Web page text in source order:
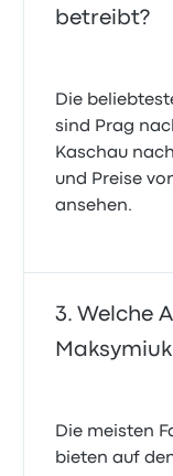
betreibt?
Die
sind Prag
Kaschau
und Preise
ansehen.
Welche
Maksymiuk
Die meisten
bieten auf